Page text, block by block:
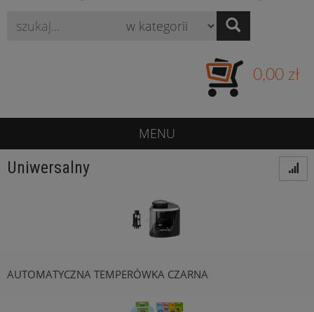
0,00 zł
MENU
Uniwersalny
AUTOMATYCZNA TEMPERÓWKA CZARNA